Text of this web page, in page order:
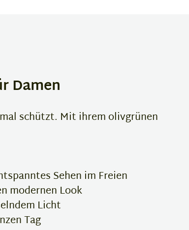
Damen
schützt. Mit ihrem olivgrünen
Sehen im Freien
modernen Look
Licht
Tag